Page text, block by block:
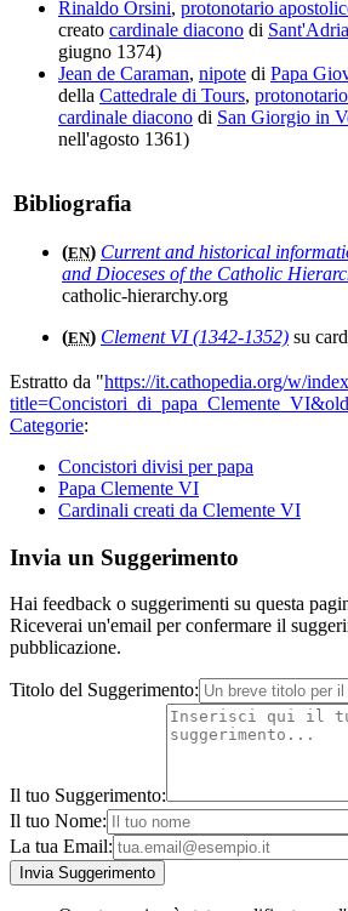
Rinaldo Orsini, protonotario
creato cardinale diacono di
giugno 1374)
Jean de Caraman, nipote di Papa
della Cattedrale di Tours,
cardinale diacono di San Giorgio in
nell'agosto 1361)
Bibliografia
(EN) Current and historical
and Dioceses of the Catholic
catholic-hierarchy.org
(EN) Clement VI (1342-1352) su
Estratto da "https://it.cathopedia.org/w/
Categorie:
Concistori divisi per papa
Papa Clemente VI
Cardinali creati da Clemente VI
Invia un Suggerimento
Hai feedback o suggerimenti su questa
Riceverai un'email per confermare il
pubblicazione.
Titolo del Suggerimento:
Il tuo Suggerimento:
Il tuo Nome:
La tua Email: